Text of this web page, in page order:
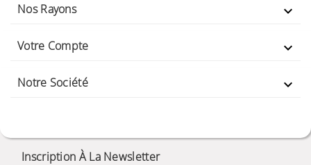
Nos Rayons 
Votre Compte 
Notre Société 
Inscription À La Newsletter